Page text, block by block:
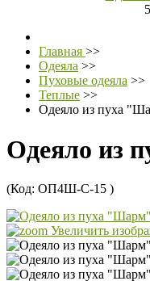
Главная >>
Одеяла >>
Пуховые одеяла >>
Теплые >>
Одеяло из пуха
Одеяло из
(Код: ОП4Ш-С-15 )
Увеличить